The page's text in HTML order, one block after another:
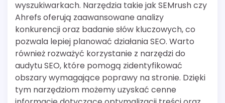
wyszukiwarkach. Narzędzia takie jak SEMrush czy
Ahrefs oferują zaawansowane analizy
konkurencji oraz badanie słów kluczowych, co
pozwala lepiej planować działania SEO. Warto
również rozważyć korzystanie z narzędzi do
audytu SEO, które pomogą zidentyfikować
obszary wymagające poprawy na stronie. Dzięki
tym narzędziom możemy uzyskać cenne